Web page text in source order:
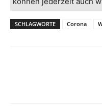
SCHLAGWORTE Corona